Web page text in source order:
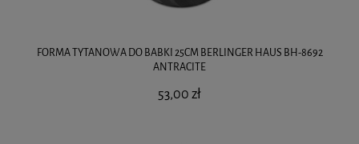
FORMA TYTANOWA DO BABKI 25CM BERLINGER HAUS BH-8692
ANTRACITE
53,00 zł